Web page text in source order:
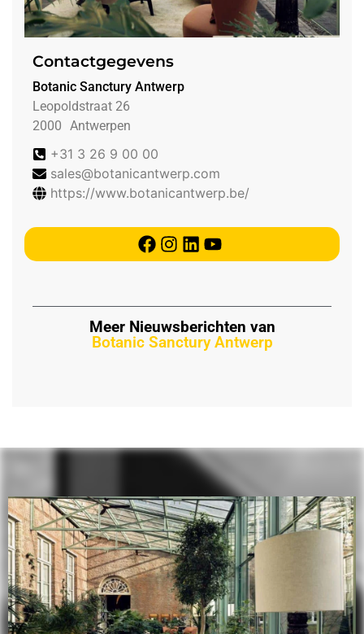
Contactgegevens
Botanic Sanctury Antwerp
Leopoldstraat 26
2000 Antwerpen
+31 3 26 9 00 00
sales@botanicantwerp.com
https://www.botanicantwerp.be/
Meer Nieuwsberichten van
Botanic Sanctury Antwerp